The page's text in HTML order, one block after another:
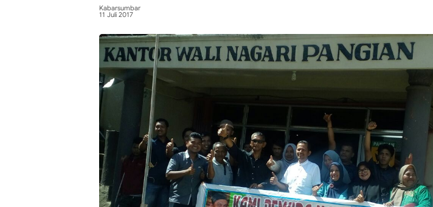
Kabarsumbar
11 Juli 2017